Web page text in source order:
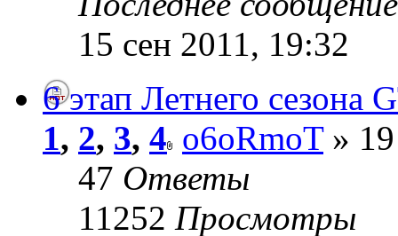
15 сен 2011, 19:32
6 этап Летнего сезона
1, 2, 3, 4 o6oRmoT» 19
47 Ответы
11252 Просмотры